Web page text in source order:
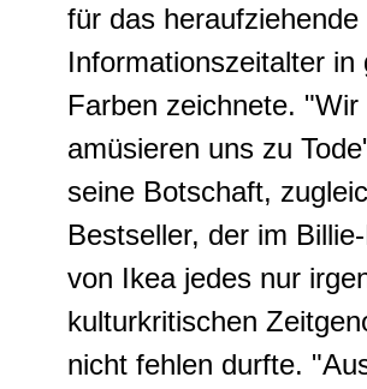
für das heraufziehende
Informationszeitalter in
Farben zeichnete. "Wir
amüsieren uns zu
seine Botschaft,
Bestseller, der im
von Ikea jedes nur
kulturkritischen
nicht fehlen durfte.